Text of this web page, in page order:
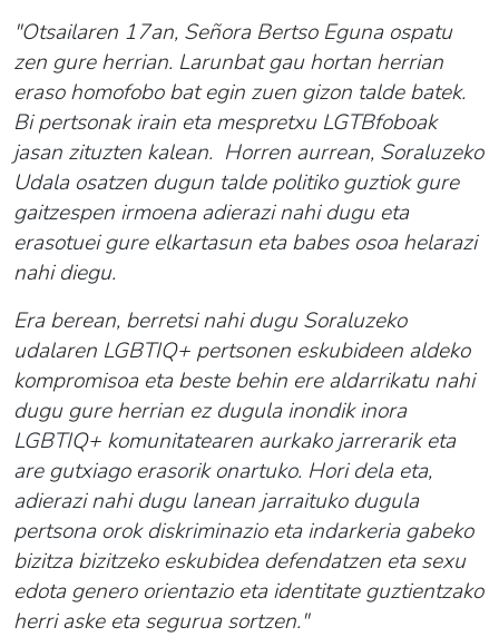
"Otsailaren 17an, Señora Bertso Eguna ospatu
zen gure herrian. Larunbat gau hortan herrian
eraso homofobo bat egin zuen gizon talde batek.
Bi pertsonak irain eta mespretxu LGTBfoboak
jasan zituzten kalean. Horren aurrean, Soraluzeko
Udala osatzen dugun talde politiko guztiok gure
gaitzespen irmoena adierazi nahi dugu eta
erasotuei gure elkartasun eta babes osoa helarazi
nahi diegu.
Era berean, berretsi nahi dugu Soraluzeko
udalaren LGBTIQ+ pertsonen eskubideen aldeko
kompromisoa eta beste behin ere aldarrikatu nahi
dugu gure herrian ez dugula inondik inora
LGBTIQ+ komunitatearen aurkako jarrerarik eta
are gutxiago erasorik onartuko. Hori dela eta,
adierazi nahi dugu lanean jarraituko dugula
pertsona orok diskriminazio eta indarkeria gabeko
bizitza bizitzeko eskubidea defendatzen eta sexu
edota genero orientazio eta identitate guztientzako
herri aske eta segurua sortzen."